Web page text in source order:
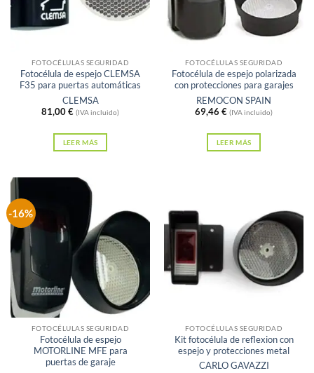
FOTOCÉLULAS SEGURIDAD
Fotocélula de espejo CLEMSA
F35 para puertas automáticas
CLEMSA
81,00€ (IVA incluido)
LEER MÁS
Sin existencias
FOTOCÉLULAS SEGURIDAD
Fotocélula de espejo polarizada
con protecciones para garajes
REMOCON SPAIN
69,46 € (IVA incluido)
LEER MÁS
-16%
FOTOCÉLULAS SEGURIDAD
Fotocélula de espejo
MOTORLINE MFE para
puertas de garaje
FOTOCÉLULAS SEGURIDAD
Kit fotocélula de reflexion con
espejo y protecciones metal
CARLO GAVAZZI